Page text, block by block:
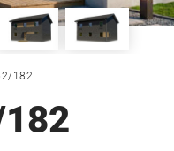
182